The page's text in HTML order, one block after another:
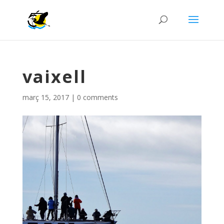
vaixell
març 15, 2017| 0 comments